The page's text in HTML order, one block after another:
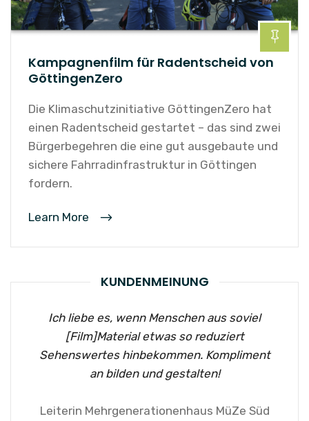
Kampagnenfilm für Radentscheid von
GöttingenZero
Die Klimaschutzinitiative GöttingenZero hat
einen Radentscheid gestartet – das sind zwei
Bürgerbegehren die eine gut ausgebaute und
sichere Fahrradinfrastruktur in Göttingen
fordern.
Learn More
KUNDENMEINUNG
Ich liebe es, wenn Menschen aus soviel
[Film]Material etwas so reduziert
Sehenswertes hinbekommen. Kompliment
an bilden und gestalten!
Leiterin Mehrgenerationenhaus MüZe Süd